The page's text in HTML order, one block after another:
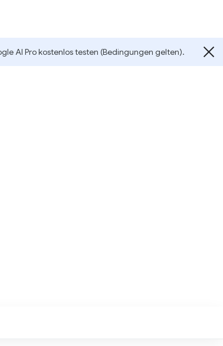
AI Pro kostenlos testen (Bedingungen gelten).